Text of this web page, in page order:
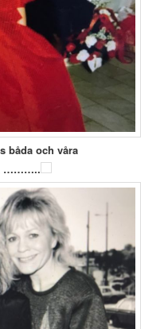
båda och våra
………..